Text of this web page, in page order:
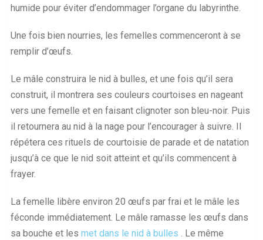
humide pour éviter d’endommager l’organe du labyrinthe.
Une fois bien nourries, les femelles commenceront à se
remplir d’œufs.
Le mâle construira le nid à bulles, et une fois qu’il sera
construit, il montrera ses couleurs courtoises en nageant
vers une femelle et en faisant clignoter son bleu-noir. Puis
il retournera au nid à la nage pour l’encourager à suivre. Il
répétera ces rituels de courtoisie de parade et de natation
jusqu’à ce que le nid soit atteint et qu’ils commencent à
frayer.
La femelle libère environ 20 œufs par frai et le mâle les
féconde immédiatement. Le mâle ramasse les œufs dans
sa bouche et les met dans le nid à bulles . Le même